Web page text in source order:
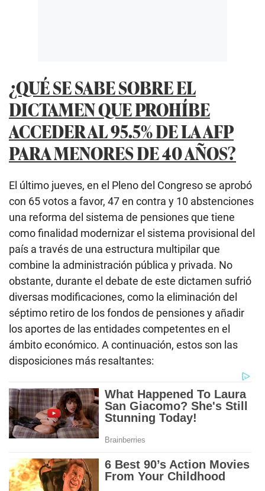
¿QUÉ SE SABE SOBRE EL
DICTAMEN QUE PROHÍBE
ACCEDER AL 95.5% DE LA AFP
PARA MENORES DE 40 AÑOS?
El último jueves, en el Pleno del Congreso se aprobó
con 65 votos a favor, 47 en contra y 10 abstenciones
una reforma del sistema de pensiones que tiene
como finalidad modernizar el sistema provisional del
país a través de una estructura multipilar que
combine la administración pública y privada. No
obstante, durante el debate de este dictamen sufrió
diversas modificaciones, como la eliminación del
séptimo retiro de los fondos de pensiones y añadir
los aportes de las entidades competentes en el
ámbito económico. A continuación, estos son las
disposiciones más resaltantes: